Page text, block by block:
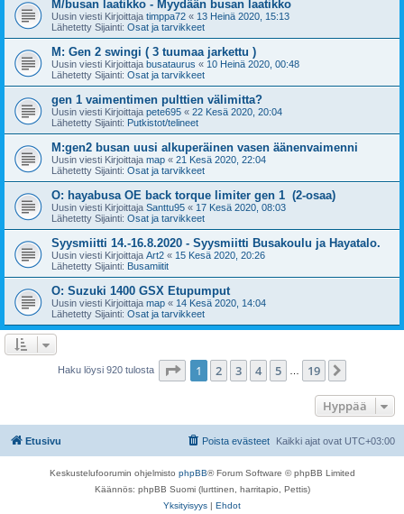
M/busan laatikko - Myydään busan laatikko
Uusin viesti Kirjoittaja timppa72 « 13 Heinä 2020, 15:13
Lähetetty Sijainti: Osat ja tarvikkeet
M: Gen 2 swingi ( 3 tuumaa jarkettu )
Uusin viesti Kirjoittaja busataurus « 10 Heinä 2020, 00:48
Lähetetty Sijainti: Osat ja tarvikkeet
gen 1 vaimentimen pulttien välimitta?
Uusin viesti Kirjoittaja pete695 « 22 Kesä 2020, 20:04
Lähetetty Sijainti: Putkistot/telineet
M:gen2 busan uusi alkuperäinen vasen äänenvaimenni
Uusin viesti Kirjoittaja map « 21 Kesä 2020, 22:04
Lähetetty Sijainti: Osat ja tarvikkeet
O: hayabusa OE back torque limiter gen 1 (2-osaa)
Uusin viesti Kirjoittaja Santtu95 « 17 Kesä 2020, 08:03
Lähetetty Sijainti: Osat ja tarvikkeet
Syysmiitti 14.-16.8.2020 - Syysmiitti Busakoulu ja Hayatalo.
Uusin viesti Kirjoittaja Art2 « 15 Kesä 2020, 20:26
Lähetetty Sijainti: Busamiitit
O: Suzuki 1400 GSX Etupumput
Uusin viesti Kirjoittaja map « 14 Kesä 2020, 14:04
Lähetetty Sijainti: Osat ja tarvikkeet
Haku löysi 920 tulosta Sivu /19
1 2 3 4 5 19
Hyppää
Etusivu Kaikki ajat ovat UTC+03:00
Poista evästeet
Keskustelufoorumin ohjelmisto phpBB® Forum Software © phpBB Limited
Käännös: phpBB Suomi (lurttinen, harritapio, Pettis)
Yksityisyys | Ehdot